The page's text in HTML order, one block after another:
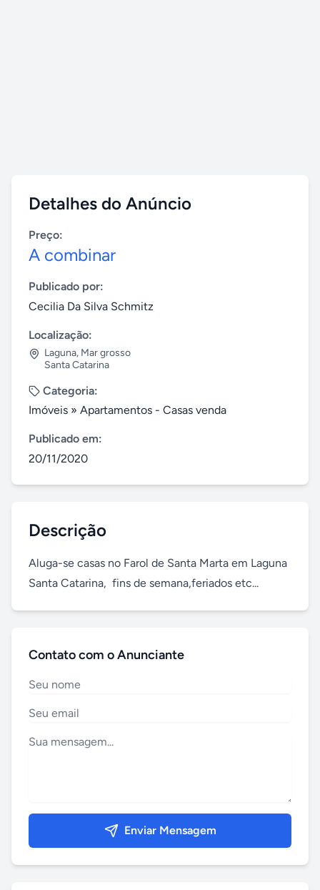
Detalhes do Anúncio
Preço:
A combinar
Publicado por:
Cecilia Da Silva Schmitz
Localização:
Laguna, Mar grosso
Santa Catarina
Categoria:
Imóveis » Apartamentos - Casas venda
Publicado em:
20/11/2020
Descrição
Aluga-se casas no Farol de Santa Marta em Laguna
Santa Catarina,  fins de semana,feriados etc...
Contato com o Anunciante
Enviar Mensagem